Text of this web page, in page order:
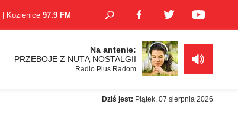
| Kozienice 97.9 FM
Na antenie:
PRZEBOJE Z NUTĄ NOSTALGII
Radio Plus Radom
Dziś jest: Piątek, 07 sierpnia 2026